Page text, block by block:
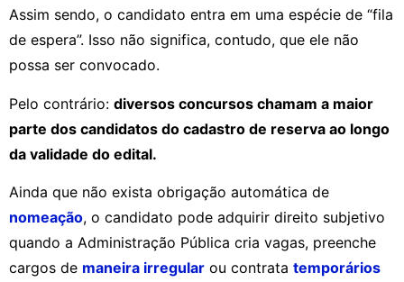
Assim sendo, o candidato entra em uma espécie de “fila
de espera”. Isso não significa, contudo, que ele não
possa ser convocado.
Pelo contrário: diversos concursos chamam a maior
parte dos candidatos do cadastro de reserva ao longo
da validade do edital.
Ainda que não exista obrigação automática de
nomeação, o candidato pode adquirir direito subjetivo
quando a Administração Pública cria vagas, preenche
cargos de maneira irregular ou contrata temporários